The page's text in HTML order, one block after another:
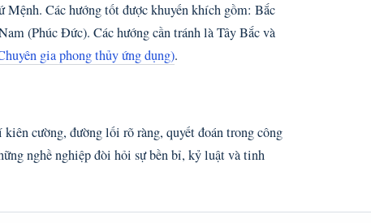
Các hướng tốt được khuyến khích gồm: Bắc
(Phúc Đức). Các hướng cần tránh là Tây Bắc và
gia phong thủy ứng dụng).
cường, đường lối rõ ràng, quyết đoán trong công
nghề nghiệp đòi hỏi sự bền bỉ, kỷ luật và tinh